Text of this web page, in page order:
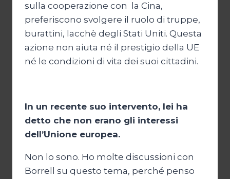
sulla cooperazione con la Cina,
preferiscono svolgere il ruolo di truppe,
burattini, lacchè degli Stati Uniti. Questa
azione non aiuta né il prestigio della UE
né le condizioni di vita dei suoi cittadini.
In un recente suo intervento, lei ha
detto che non erano gli interessi
dell’Unione europea.
Non lo sono. Ho molte discussioni con
Borrell su questo tema, perché penso